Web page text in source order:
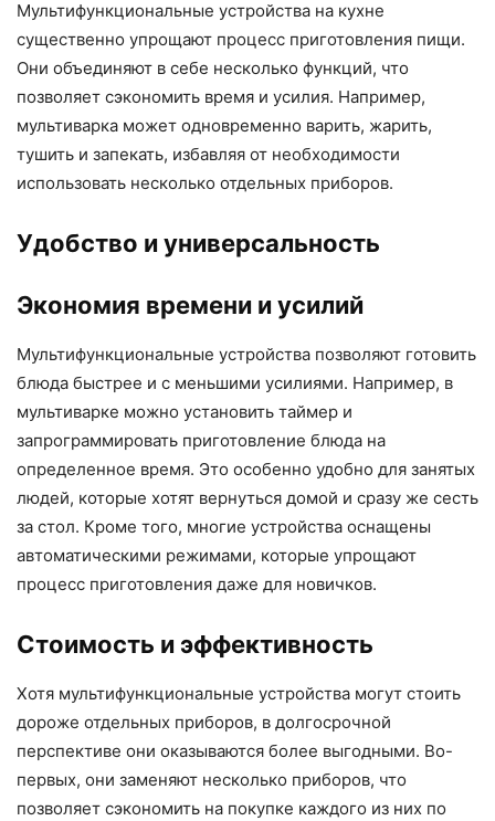
Мультифункциональные устройства на кухне
существенно упрощают процесс приготовления пищи.
Они объединяют в себе несколько функций, что
позволяет сэкономить время и усилия. Например,
мультиварка может одновременно варить, жарить,
тушить и запекать, избавляя от необходимости
использовать несколько отдельных приборов.
Удобство и универсальность
Экономия времени и усилий
Мультифункциональные устройства позволяют готовить
блюда быстрее и с меньшими усилиями. Например, в
мультиварке можно установить таймер и
запрограммировать приготовление блюда на
определенное время. Это особенно удобно для занятых
людей, которые хотят вернуться домой и сразу же сесть
за стол. Кроме того, многие устройства оснащены
автоматическими режимами, которые упрощают
процесс приготовления даже для новичков.
Стоимость и эффективность
Хотя мультифункциональные устройства могут стоить
дороже отдельных приборов, в долгосрочной
перспективе они оказываются более выгодными. Во-
первых, они заменяют несколько приборов, что
позволяет сэкономить на покупке каждого из них по